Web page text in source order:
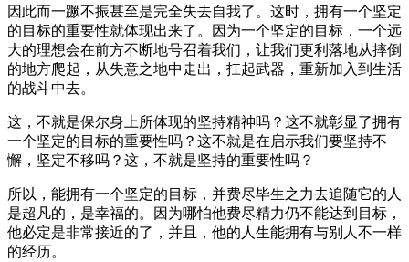
因此而一蹶不振甚至是完全失去自我了。这时，拥有一个坚定
的目标的重要性就体现出来了。因为一个坚定的目标，一个远
大的理想会在前方不断地号召着我们，让我们更利落地从摔倒
的地方爬起，从失意之地中走出，扛起武器，重新加入到生活
的战斗中去。
这，不就是保尔身上所体现的坚持精神吗？这不就彰显了拥有
一个坚定的目标的重要性吗？这不就是在启示我们要坚持不
懈，坚定不移吗？这，不就是坚持的重要性吗？
所以，能拥有一个坚定的目标，并费尽毕生之力去追随它的人
是超凡的，是幸福的。因为哪怕他费尽精力仍不能达到目标，
他必定是非常接近的了，并且，他的人生能拥有与别人不一样
的经历。